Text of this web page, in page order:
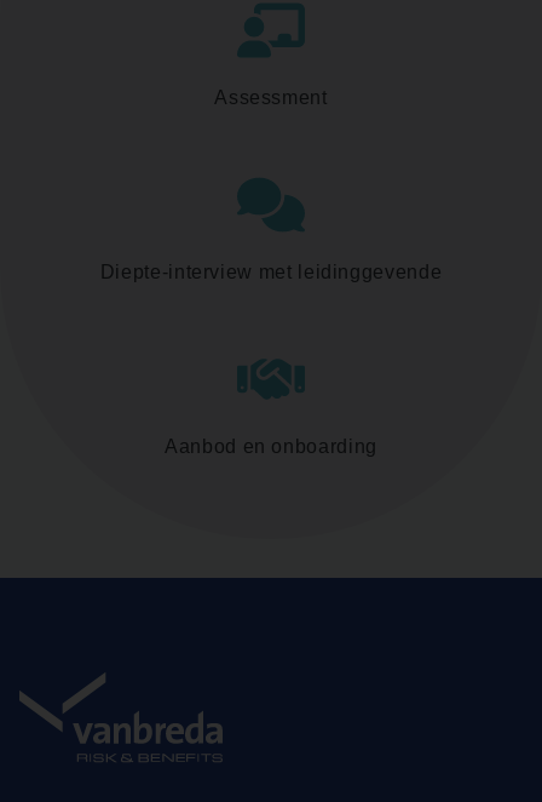
Assessment
Diepte-interview met leidinggevende
Aanbod en onboarding